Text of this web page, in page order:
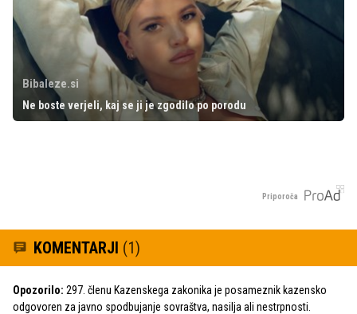
Bibaleze.si
Ne boste verjeli, kaj se ji je zgodilo po porodu
Priporoča
KOMENTARJI (1)
Opozorilo: 297. členu Kazenskega zakonika je posameznik kazensko
odgovoren za javno spodbujanje sovraštva, nasilja ali nestrpnosti.